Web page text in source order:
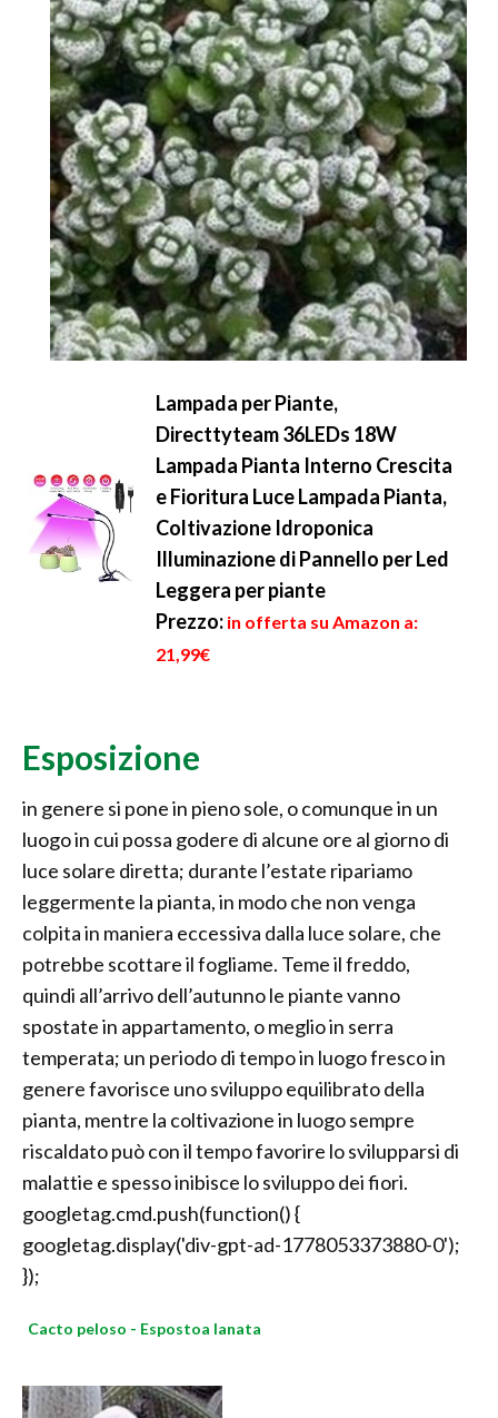
Lampada per Piante,
Directtyteam 36LEDs 18W
Lampada Pianta Interno Crescita
e Fioritura Luce Lampada Pianta,
Coltivazione Idroponica
Illuminazione di Pannello per Led
Leggera per piante
Prezzo: in offerta su Amazon a:
21,99€
Esposizione
in genere si pone in pieno sole, o comunque in un
luogo in cui possa godere di alcune ore al giorno di
luce solare diretta; durante l’estate ripariamo
leggermente la pianta, in modo che non venga
colpita in maniera eccessiva dalla luce solare, che
potrebbe scottare il fogliame. Teme il freddo,
quindi all’arrivo dell’autunno le piante vanno
spostate in appartamento, o meglio in serra
temperata; un periodo di tempo in luogo fresco in
genere favorisce uno sviluppo equilibrato della
pianta, mentre la coltivazione in luogo sempre
riscaldato può con il tempo favorire lo svilupparsi di
malattie e spesso inibisce lo sviluppo dei fiori.
googletag.cmd.push(function() {
googletag.display('div-gpt-ad-1778053373880-0');
});
Cacto peloso - Espostoa lanata